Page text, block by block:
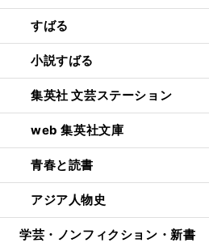
すばる
小説すばる
集英社 文芸ステーション
web 集英社文庫
青春と読書
アジア人物史
学芸・ノンフィクション・新書